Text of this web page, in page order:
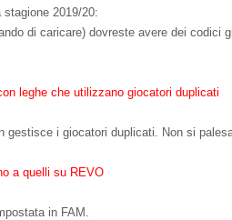
2019/20:
di caricare) dovreste avere dei
leghe che utilizzano giocatori duplicati
gestisce i giocatori duplicati. Non si
a quelli su REVO
in FAM.